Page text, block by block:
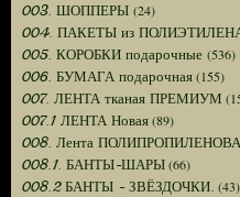
003. ШОППЕРЫ (24)
004. ПАКЕТЫ из
005. КОРОБКИ подарочные (536)
006. БУМАГА подарочная(155)
007. ЛЕНТА тканая ПРЕМИУМ
007.1 ЛЕНТА Новая(89)
008. Лента
008.1. БАНТЫ-ШАРЫ(66)
008.2 БАНТЫ - ЗВЁЗДОЧКИ. (43)